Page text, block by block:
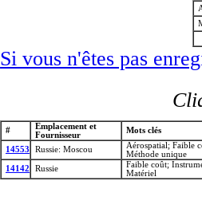
Si vous n'êtes pas
#
Emplacement et
Fournisseur
Mots clés
14553 Russie: Moscou
Aérospatial; Faible
Méthode unique
14142
Russie
Faible coût;
Matériel